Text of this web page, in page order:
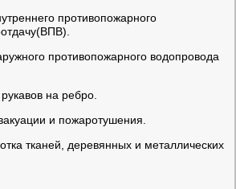
противопожарного
противопожарного водопровода
на ребро.
и пожаротушения.
тканей, деревянных и металлических